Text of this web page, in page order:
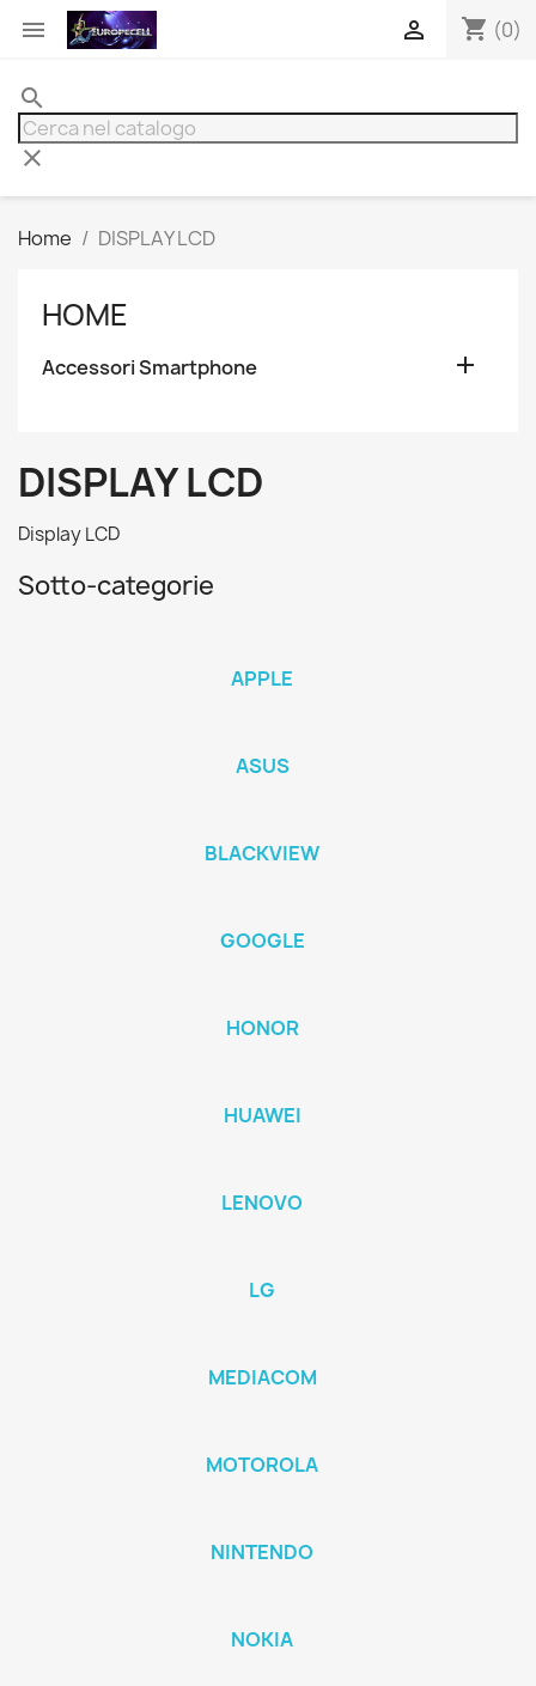
 shopping_cart (0)

search
clear
Home DISPLAY LCD
HOME
Accessori Smartphone 
DISPLAY LCD
Display LCD
Sotto-categorie
APPLE
ASUS
BLACKVIEW
GOOGLE
HONOR
HUAWEI
LENOVO
LG
MEDIACOM
MOTOROLA
NINTENDO
NOKIA